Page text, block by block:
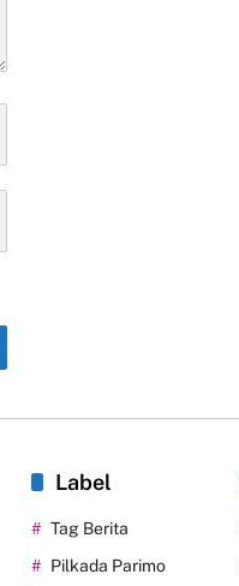
Label
Tag Berita
Pilkada Parimo